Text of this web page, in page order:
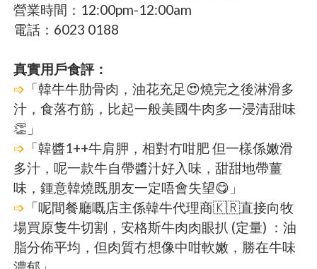
營業時間：12:00pm-12:00am
電話：6023 0188
真實用戶食評：
➩ 「韓牛牛肋骨肉，油花充足😍燒完之後淋滑多
汁，食落冇筋，比起一般美國牛肉多一浸清甜味
👏」
➩ 「韓醬1++牛肩胛，相對冇咁肥 但一樣係嫩滑
多汁，呢一款牛自帶醬汁好入味，甜甜地帶薑
味，鍾意韓燒既朋友一定唔會失望😋」
➩ 「呢間餐廳嘅店主係韓牛代理商🇰🇷直接向牧
場買原隻牛切割，安格斯牛肉肉眼扒 (定量) ：油
脂分佈平均，但肉質冇想像中咁軟嫩，勝在牛味